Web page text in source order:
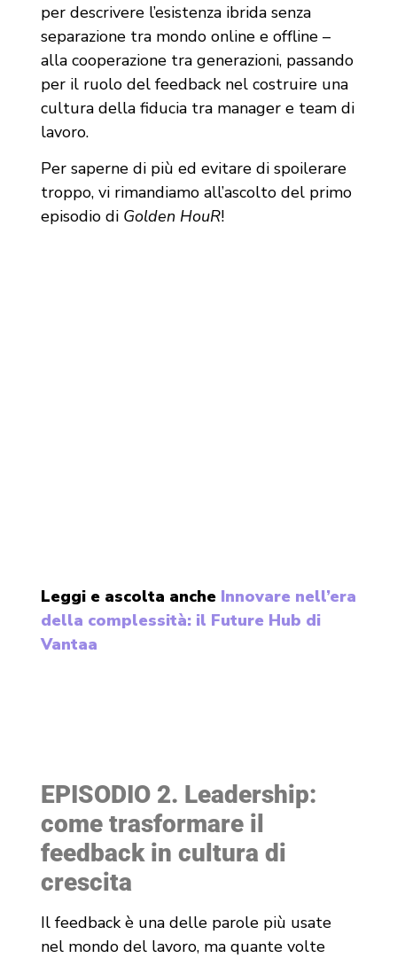
per descrivere l’esistenza ibrida senza
separazione tra mondo online e offline –
alla cooperazione tra generazioni, passando
per il ruolo del feedback nel costruire una
cultura della fiducia tra manager e team di
lavoro.
Per saperne di più ed evitare di spoilerare
troppo, vi rimandiamo all’ascolto del primo
episodio di Golden HouR!
Leggi e ascolta anche Innovare nell’era
della complessità: il Future Hub di
Vantaa
EPISODIO 2. Leadership:
come trasformare il
feedback in cultura di
crescita
Il feedback è una delle parole più usate
nel mondo del lavoro, ma quante volte